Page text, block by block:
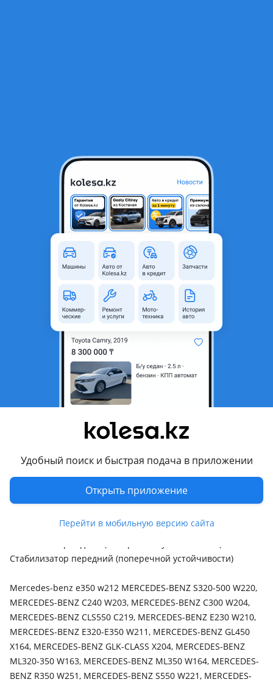
Удобный поиск и быстрая подача в приложении
Открыть приложение
Перейти в мобильную версию сайта
Стабилизатор (поперечной устойчивости) (ПЕРЕДНИЙ, ЗАДНИЙ)
Алматы, Алматинская
область
Б/y
Оригинальность
Оригинал
Подходит на авто
Mercedes-Benz C 350
2009 - 2013 W212/S212/C207/A207, 2013 - 2017
W212/S212/C207/A207 рестайлинг
Mercedes-Benz E 220
W212/S212/C207/A207 рестайлинг
Mercedes-Benz E 300
2009 - 2013 W212/S212/C207/A207, 2013 - 2017
Mercedes-Benz E 350
2009 - 2013 W212/S212/C207/A207, 2013 - 2017
W212/S212/C207/A207 рестайлинг
Mercedes-Benz E 400
2013 - 2017 W212/S212/C207/A207 рестайлинг
Показать больше
Комментарий продавца
Стабилизатор передний (поперечной устойчивости)
Mercedes-benz e350 w212 MERCEDES-BENZ S320-500 W220,
MERCEDES-BENZ C240 W203, MERCEDES-BENZ C300 W204,
MERCEDES-BENZ CLS550 C219, MERCEDES-BENZ E230 W210,
MERCEDES-BENZ E320-E350 W211, MERCEDES-BENZ GL450
X164, MERCEDES-BENZ GLK-CLASS X204, MERCEDES-BENZ
ML320-350 W163, MERCEDES-BENZ ML350 W164, MERCEDES-
BENZ R350 W251, MERCEDES-BENZ S550 W221, MERCEDES-